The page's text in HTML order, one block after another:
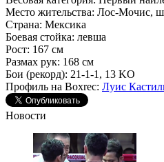
Место жительства: Лос-Мочис,
Страна: Мексика
Боевая стойка: левша
Рост: 167 см
Размах рук: 168 см
Бои (рекорд): 21-1-1, 13 KO
Профиль на Boxrec: Луис
Новости